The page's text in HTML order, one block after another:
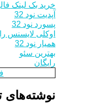
خرید بک لینک
آپدیت نود 32
پسورد نود 32
اوکلی لایسنس
همیار نود 32
بهترین سئو
رایگان
نوشته‌های